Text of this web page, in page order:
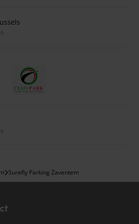
Surefly Parking Zaventem